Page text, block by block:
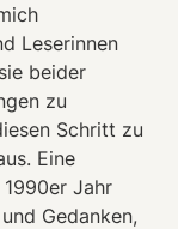
Leserinnen
beider
zu
Schritt zu
Eine
Jahr
Gedanken,